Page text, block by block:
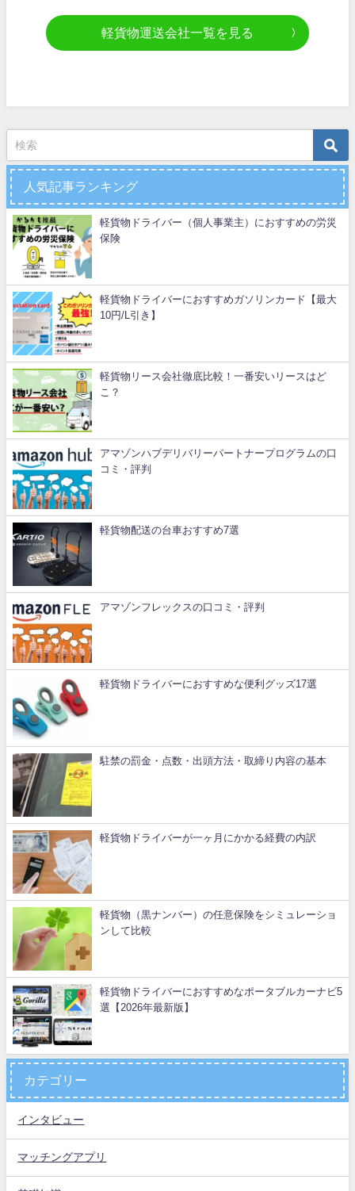
軽貨物運送会社一覧を見る
人気記事ランキング
軽貨物ドライバー（個人事業主）におすすめの労災
保険
軽貨物ドライバーにおすすめガソリンカード【最大
10円/L引き】
軽貨物リース会社徹底比較！一番安いリースはど
こ？
アマゾンハブデリバリーパートナープログラムの口
コミ・評判
軽貨物配送の台車おすすめ7選
アマゾンフレックスの口コミ・評判
軽貨物ドライバーにおすすめな便利グッズ17選
駐禁の罰金・点数・出頭方法・取締り内容の基本
軽貨物ドライバーが一ヶ月にかかる経費の内訳
軽貨物（黒ナンバー）の任意保険をシミュレーショ
ンして比較
軽貨物ドライバーにおすすめなポータブルカーナビ5
選【2026年最新版】
カテゴリー
インタビュー
マッチングアプリ